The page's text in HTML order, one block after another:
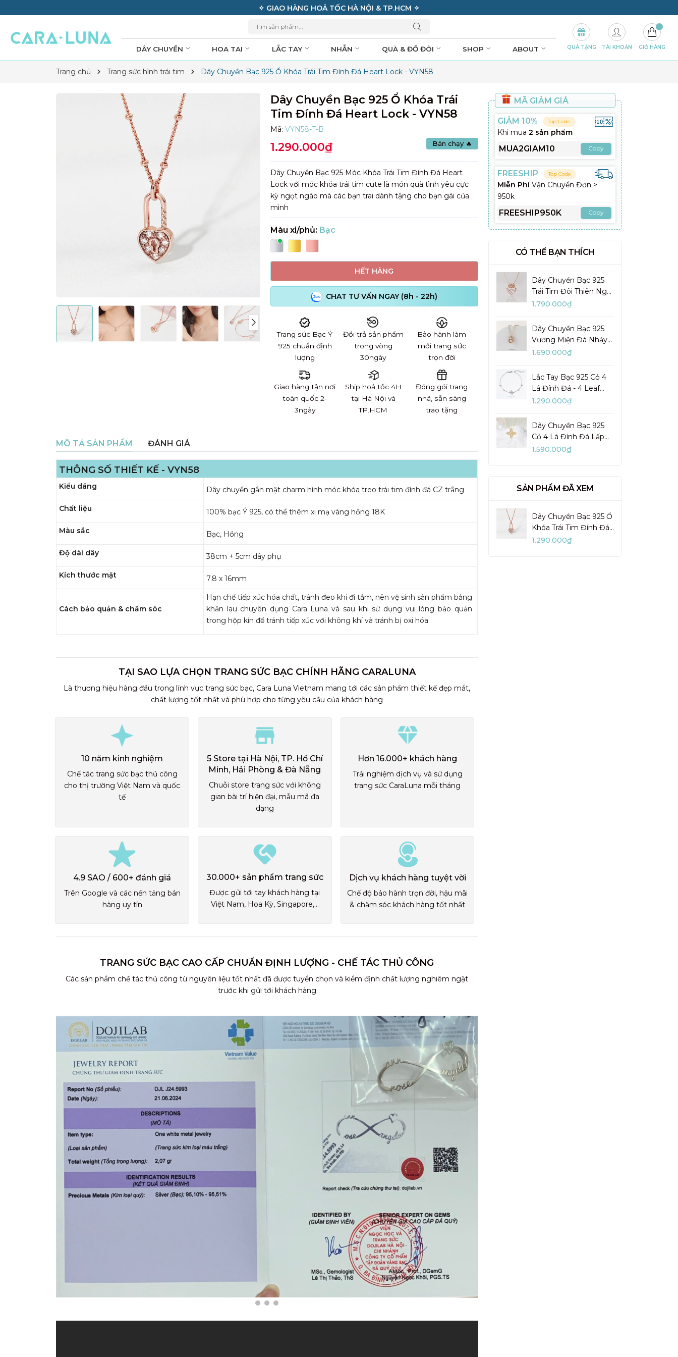
✧ GIAO HÀNG HOẢ TỐC HÀ NỘI & TP.HCM ✧
DÂY CHUYỀN HOA TAI LẮC TAY NHẪN QUÀ & ĐỒ ĐÔI SHOP ABOUT QUÀ TẶNG TÀI KHOẢN GIỎ HÀNG
Trang chủ Trang sức hình trái tim Dây Chuyền Bạc 925 Ổ Khóa Trái Tim Đính Đá Heart Lock - VYN58
Dây Chuyền Bạc 925 Ổ Khóa Trái
Tim Đính Đá Heart Lock - VYN58
Mã:VYN58-T-B
Bán chạy 🔥
1.290.000₫
Dây Chuyền Bạc 925 Móc Khóa Trái Tim Đính Đá Heart
Lock với móc khóa trái tim cute là món quà tình yêu cực
kỳ ngọt ngào mà các bạn trai dành tặng cho bạn gái của
mình
Màu xi/phủ: Bạc
HẾT HÀNG
CHAT TƯ VẤN NGAY (8h - 22h)
Trang sức Bạc Ý
925 chuẩn định
lượng
Đổi trả sản phẩm
trong vòng
30ngày
Bảo hành làm
mới trang sức
trọn đời
Giao hàng tận nơi
toàn quốc 2-
3ngày
Ship hoả tốc 4H
tại Hà Nội và
TP.HCM
Đóng gói trang
nhã, sẵn sàng
trao tặng
MÔ TẢ SẢN PHẨM ĐÁNH GIÁ
THÔNG SỐ THIẾT KẾ - VYN58
Kiểu dáng Dây chuyền gắn mặt charm hình móc khóa treo trái tim đính đá CZ trắng
Chất liệu 100% bạc Ý 925, có thể thêm xi mạ vàng hồng 18K
Màu sắc Bạc, Hồng
Độ dài dây 38cm + 5cm dây phụ
Kích thước mặt 7.8 x 16mm
Cách bảo quản & chăm sóc
Hạn chế tiếp xúc hóa chất, tránh đeo khi đi tắm, nên vệ sinh sản phẩm bằng
khăn lau chuyên dụng Cara Luna và sau khi sử dụng vui lòng bảo quản
trong hộp kín để tránh tiếp xúc với không khí và tránh bị oxi hóa
TẠI SAO LỰA CHỌN TRANG SỨC BẠC CHÍNH HÃNG CARALUNA
Là thương hiệu hàng đầu trong lĩnh vực trang sức bạc, Cara Luna Vietnam mang tới các sản phẩm thiết kế đẹp mắt,
chất lượng tốt nhất và phù hợp cho từng yêu cầu của khách hàng
10 năm kinh nghiệm
Chế tác trang sức bạc thủ công
cho thị trường Việt Nam và quốc
tế
5 Store tại Hà Nội, TP. Hồ Chí
Minh, Hải Phòng & Đà Nẵng
Chuỗi store trang sức với không
gian bài trí hiện đại, mẫu mã đa
dạng
Hơn 16.000+ khách hàng
Trải nghiệm dịch vụ và sử dụng
trang sức CaraLuna mỗi tháng
4.9 SAO / 600+ đánh giá
Trên Google và các nền tảng bán
hàng uy tín
30.000+ sản phẩm trang sức
Được gửi tới tay khách hàng tại
Việt Nam, Hoa Kỳ, Singapore,...
Dịch vụ khách hàng tuyệt vời
Chế độ bảo hành trọn đời, hậu mãi
& chăm sóc khách hàng tốt nhất
TRANG SỨC BẠC CAO CẤP CHUẨN ĐỊNH LƯỢNG - CHẾ TÁC THỦ CÔNG
Các sản phẩm chế tác thủ công từ nguyên liệu tốt nhất đã được tuyển chọn và kiểm định chất lượng nghiêm ngặt
trước khi gửi tới khách hàng
MÃ GIẢM GIÁ
GIẢM 10% Top Code
Khi mua 2 sản phẩm
MUA2GIAM10 Copy
FREESHIP Top Code
Miễn PhíVận Chuyển Đơn >
950k
FREESHIP950K Copy
CÓ THỂ BẠN THÍCH
Dây Chuyền Bạc 925
Trái Tim Đôi Thiên Nga
Đá Nhảy Pretty Swan -
1.790.000₫
Dây Chuyền Bạc 925
Vương Miện Đá Nhảy
My Queen - VYN13
1.690.000₫
Lắc Tay Bạc 925 Cỏ 4
Lá Đính Đá - 4 Leaf
Clover - VYB27
1.290.000₫
Dây Chuyền Bạc 925
Cỏ 4 Lá Đính Đá Lấp
Lánh Lady Clover -
1.590.000₫
SẢN PHẨM ĐÃ XEM
Dây Chuyền Bạc 925 Ổ
Khóa Trái Tim Đính Đá
Heart Lock - VYN58
1.290.000₫